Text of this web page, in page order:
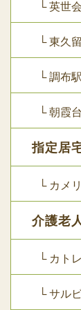
└ 英世
└ 東久
└ 調布
└ 朝霞
指定居
└ カメ
介護老
└ カト
└ サル